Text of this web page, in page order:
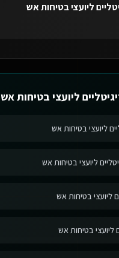
ליועצי בטיחות אש
ליועצי בטיחות אש
ליועצי בטיחות אש
ליועצי בטיחות אש
ליועצי בטיחות אש
ליועצי בטיחות אש